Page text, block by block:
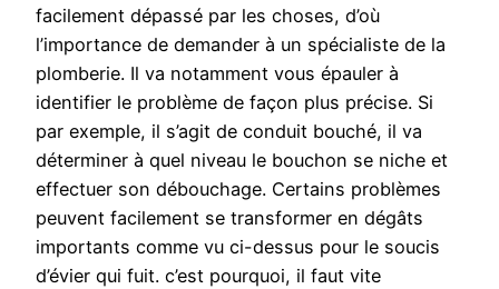
facilement dépassé par les choses, d’où
l’importance de demander à un spécialiste de la
plomberie. Il va notamment vous épauler à
identifier le problème de façon plus précise. Si
par exemple, il s’agit de conduit bouché, il va
déterminer à quel niveau le bouchon se niche et
effectuer son débouchage. Certains problèmes
peuvent facilement se transformer en dégâts
importants comme vu ci-dessus pour le soucis
d’évier qui fuit. c’est pourquoi, il faut vite